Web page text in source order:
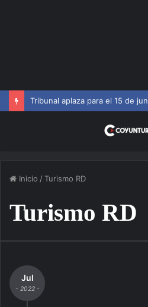
Inicio /Turismo RD
Turismo RD
Jul
- 2022 -